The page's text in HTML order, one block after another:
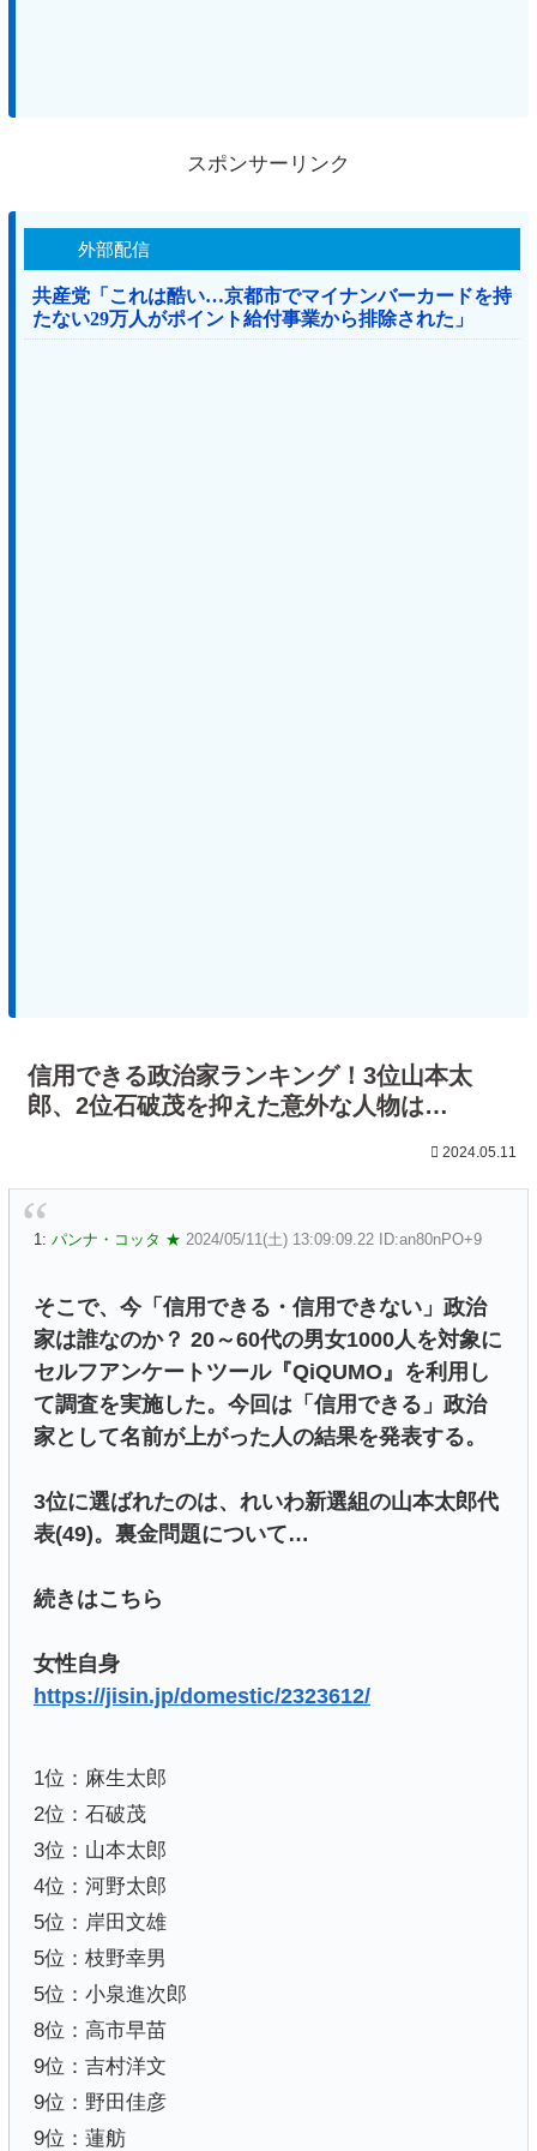
スポンサーリンク
外部配信
共産党「これは酷い…京都市でマイナンバーカードを持
たない29万人がポイント給付事業から排除された」
信用できる政治家ランキング！3位山本太
郎、2位石破茂を抑えた意外な人物は…
2024.05.11
1: パンナ・コッタ ★ 2024/05/11(土) 13:09:09.22 ID:an80nPO+9
そこで、今「信用できる・信用できない」政治
家は誰なのか？ 20～60代の男女1000人を対象に
セルフアンケートツール『QiQUMO』を利用し
て調査を実施した。今回は「信用できる」政治
家として名前が上がった人の結果を発表する。
3位に選ばれたのは、れいわ新選組の山本太郎代
表(49)。裏金問題について…
続きはこちら
女性自身
https://jisin.jp/domestic/2323612/
1位：麻生太郎
2位：石破茂
3位：山本太郎
4位：河野太郎
5位：岸田文雄
5位：枝野幸男
5位：小泉進次郎
8位：高市早苗
9位：吉村洋文
9位：野田佳彦
9位：蓮舫